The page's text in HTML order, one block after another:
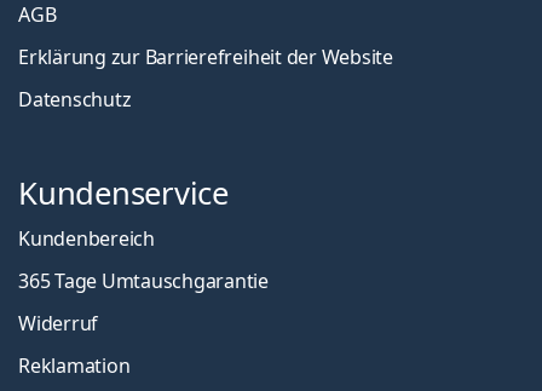
AGB
Erklärung zur Barrierefreiheit der Website
Datenschutz
Kundenservice
Kundenbereich
365 Tage Umtauschgarantie
Widerruf
Reklamation